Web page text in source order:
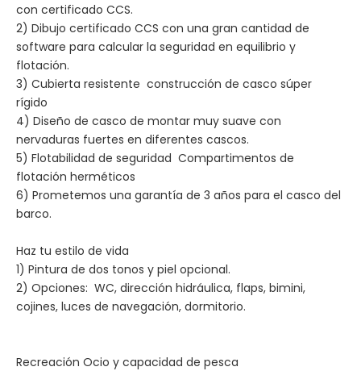
con certificado CCS.
2) Dibujo certificado CCS con una gran cantidad de
software para calcular la seguridad en equilibrio y
flotación.
3) Cubierta resistente construcción de casco súper
rígido
4) Diseño de casco de montar muy suave con
nervaduras fuertes en diferentes cascos.
5) Flotabilidad de seguridad Compartimentos de
flotación herméticos
6) Prometemos una garantía de 3 años para el casco del
barco.
Haz tu estilo de vida
1) Pintura de dos tonos y piel opcional.
2) Opciones: WC, dirección hidráulica, flaps, bimini,
cojines, luces de navegación, dormitorio.
Recreación Ocio y capacidad de pesca